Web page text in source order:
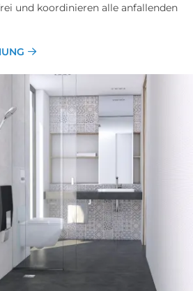
und koordinieren alle anfallenden